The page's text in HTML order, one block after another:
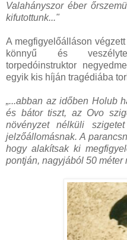
Valahányszor éber
kifutottunk..."
A megfigyelőálláson
könnyű és
torpedóinstruktor
egyik kis híján tragédiába
„...abban az időben Holub
és bátor tiszt, az Ovo
növényzet nélküli
jelzőállomásnak. A
hogy alakítsak ki
pontján, nagyjából 50 méter